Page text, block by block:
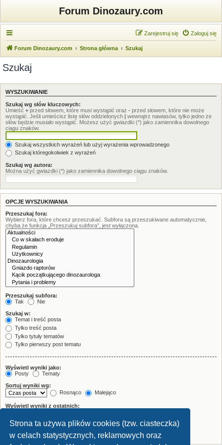
Strona ta używa plików cookies (tzw. ciasteczka)
w celach statystycznych, reklamowych oraz
Forum Dinozaury.com
Zaloguj się
Zarejestruj się
Forum Dinozaury.com Strona główna Szukaj
Szukaj
WYSZUKIWANIE
Szukaj wg słów kluczowych:
Umieść + przed słowem, które musi wystąpić oraz - przed słowem, które nie może
wystąpić. Jeśli umieścisz listę słów oddzielonych | wewnątrz nawiasów, tylko jedno ze
słów będzie musiało wystąpić. Możesz użyć gwiazdki (*) jako zamiennika dowolnego
ciągu znaków.
Szukaj wszystkich wyrażeń lub użyj wyrażenia wprowadzonego
Szukaj któregokolwiek z wyrażeń
Szukaj wg autora:
Można użyć gwiazdki (*) jako zamiennika dowolnego ciągu znaków.
OPCJE WYSZUKIWANIA
Przeszukaj fora:
Wybierz fora, które chcesz przeszukać. Subfora są przeszukiwane automatycznie,
chyba że funkcja „Przeszukuj subfora”, jest wyłączona.
Przeszukaj subfora:
Tak
Nie
Szukaj w:
Temat i treść posta
Tylko treść posta
Tylko tytuły tematów
Tylko pierwszy post tematu
Wyświetl wyniki jako:
Posty
Tematy
Sortuj wyniki wg:
Rosnąco
Malejąco
Wyświetl wyniki z ostatnich:
Wyświetl pierwsze:
znaków w poście